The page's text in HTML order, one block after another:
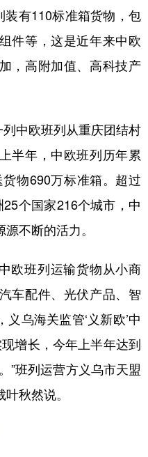
Français عربى
日本語 한국어
有110标准箱货物，包
件等，这是近年来中欧
，高附加值、高科技产
中欧班列从重庆团结村
半年，中欧班列历年累
物690万标准箱。超过
个国家216个城市，中
不断的活力。
欧班列运输货物从小商
车配件、光伏产品、智
乌海关监管‘义新欧’中
增长，今年上半年达到
”班列运营方义乌市天盟
秋然说。